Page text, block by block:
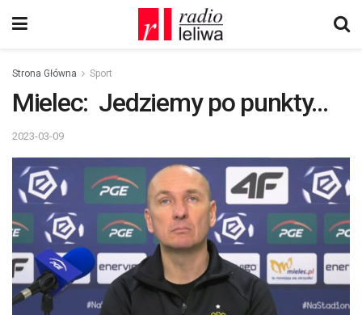
Strona Główna Sport
Mielec: Jedziemy po punkty…
2023-03-09